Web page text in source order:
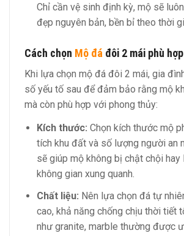
Chỉ cần vệ sinh định kỳ, mộ sẽ
đẹp nguyên bản, bền bỉ theo thời
Cách chọn Mộ đá đôi 2 mái phù hợp
Khi lựa chọn mộ đá đôi 2 mái, gia
số yếu tố sau để đảm bảo rằng mộ
mà còn phù hợp với phong thủy:
Kích thước: Chọn kích thước mộ
tích khu đất và số lượng người an
sẽ giúp mộ không bị chật chội hay
không gian xung quanh.
Chất liệu: Nên lựa chọn đá tự
cao, khả năng chống chịu thời tiết
như granite, marble thường được